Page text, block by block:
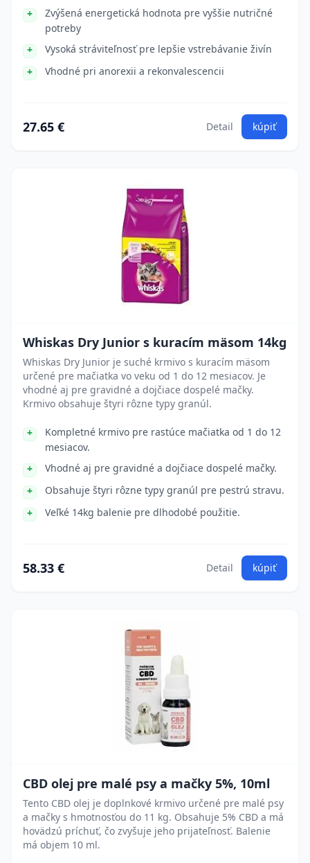
Zvýšená energetická hodnota pre vyššie nutričné
potreby
Vysoká stráviteľnosť pre lepšie vstrebávanie živín
Vhodné pri anorexii a rekonvalescencii
27.65 € Detail kúpiť
Whiskas Dry Junior s kuracím mäsom 14kg
Whiskas Dry Junior je suché krmivo s kuracím mäsom
určené pre mačiatka vo veku od 1 do 12 mesiacov. Je
vhodné aj pre gravidné a dojčiace dospelé mačky.
Krmivo obsahuje štyri rôzne typy granúl.
Kompletné krmivo pre rastúce mačiatka od 1 do 12
mesiacov.
Vhodné aj pre gravidné a dojčiace dospelé mačky.
Obsahuje štyri rôzne typy granúl pre pestrú stravu.
Veľké 14kg balenie pre dlhodobé použitie.
58.33 € Detail kúpiť
CBD olej pre malé psy a mačky 5%, 10ml
Tento CBD olej je doplnkové krmivo určené pre malé psy
a mačky s hmotnosťou do 11 kg. Obsahuje 5% CBD a má
hovädzú príchuť, čo zvyšuje jeho prijateľnosť. Balenie
má objem 10 ml.